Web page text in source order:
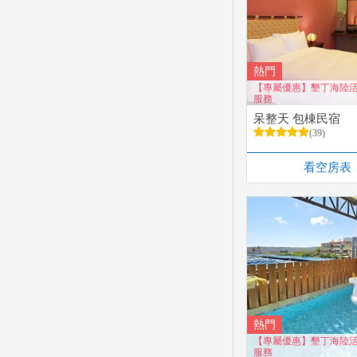
熱門
【專屬優惠】墾丁海陸
服務
呆整天 包棟民宿
(39)
看空房表
熱門
【專屬優惠】墾丁海陸
服務